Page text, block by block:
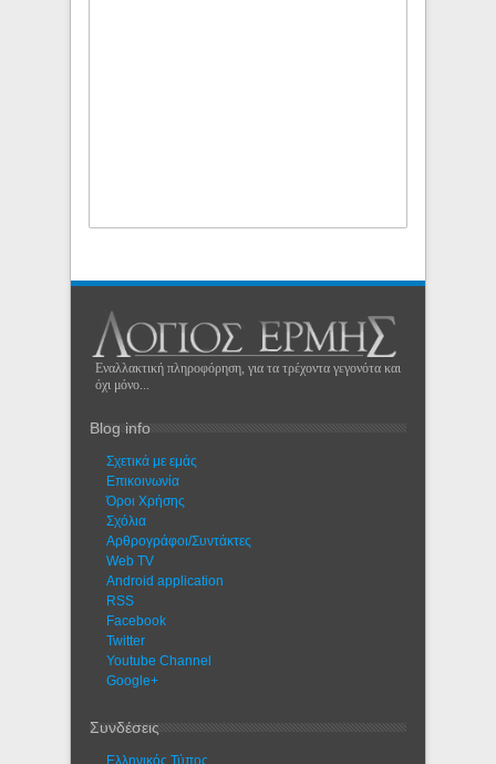
Εναλλακτική πληροφόρηση, για τα τρέχοντα γεγονότα και
όχι μόνο...
Blog info
Σχετικά με εμάς
Eπικοινωνία
Όροι Χρήσης
Σχόλια
Αρθρογράφοι/Συντάκτες
Web TV
Android application
RSS
Facebook
Twitter
Youtube Channel
Google+
Συνδέσεις
Ελληνικός Τύπος